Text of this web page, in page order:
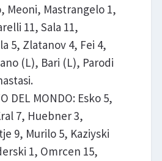
Meoni, Mastrangelo 1,
11, Sala 11,
5, Zlatanov 4, Fei 4,
(L), Bari (L), Parodi
DEL MONDO: Esko 5,
7, Huebner 3,
9, Murilo 5, Kaziyski
1, Omrcen 15,